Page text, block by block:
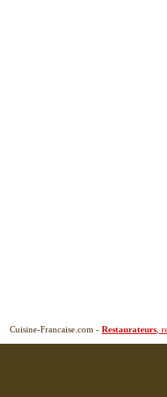
Cuisine-Francaise.com - Restaurateurs ,